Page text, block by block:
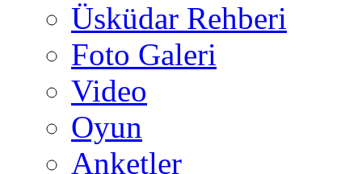
Üsküdar Rehberi
Foto Galeri
Video
Oyun
Anketler